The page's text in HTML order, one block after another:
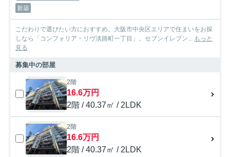
新築
こだわりで選びたい方におすすめ。大阪市中央区エリアで住まいをお探
しなら「コンフォリア・リヴ淡路町一丁目」。セブンイレブン... もっと
見る
募集中の部屋
2階
16.6万円
2階 / 40.37㎡ / 2LDK
2階
16.6万円
2階 / 40.37㎡ / 2LDK